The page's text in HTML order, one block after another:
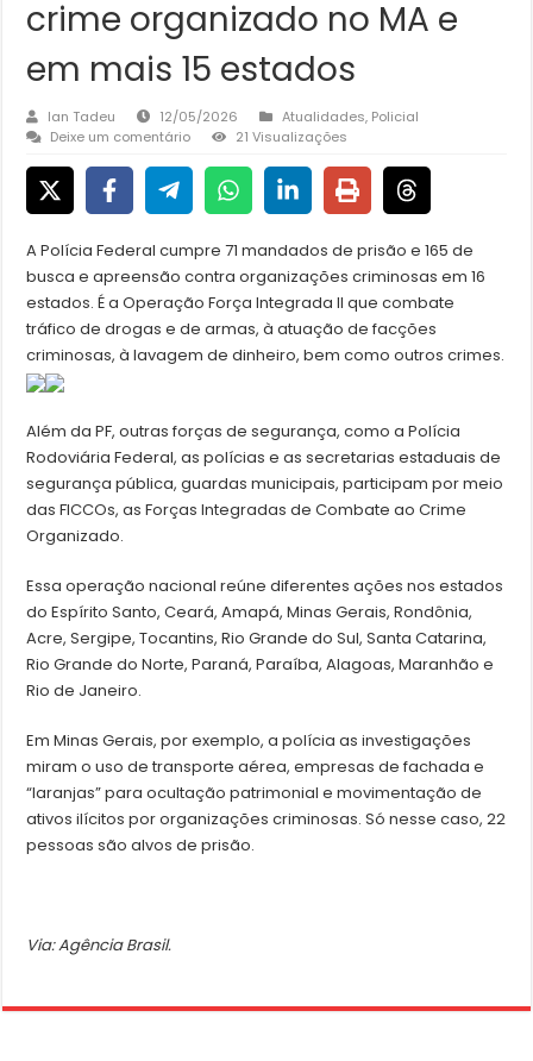
crime organizado no MA e
em mais 15 estados
Ian Tadeu 12/05/2026 Atualidades, Policial
Deixe um comentário
21 Visualizações
A Polícia Federal cumpre 71 mandados de prisão e 165 de
busca e apreensão contra organizações criminosas em 16
estados. É a Operação Força Integrada II que combate
tráfico de drogas e de armas, à atuação de facções
criminosas, à lavagem de dinheiro, bem como outros crimes.
Além da PF, outras forças de segurança, como a Polícia
Rodoviária Federal, as polícias e as secretarias estaduais de
segurança pública, guardas municipais, participam por meio
das FICCOs, as Forças Integradas de Combate ao Crime
Organizado.
Essa operação nacional reúne diferentes ações nos estados
do Espírito Santo, Ceará, Amapá, Minas Gerais, Rondônia,
Acre, Sergipe, Tocantins, Rio Grande do Sul, Santa Catarina,
Rio Grande do Norte, Paraná, Paraíba, Alagoas, Maranhão e
Rio de Janeiro.
Em Minas Gerais, por exemplo, a polícia as investigações
miram o uso de transporte aérea, empresas de fachada e
“laranjas” para ocultação patrimonial e movimentação de
ativos ilícitos por organizações criminosas. Só nesse caso, 22
pessoas são alvos de prisão.
Via: Agência Brasil.